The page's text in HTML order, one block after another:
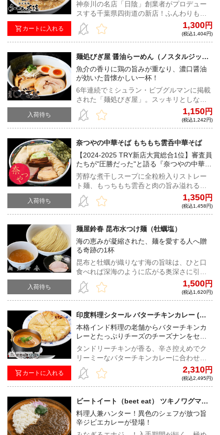
カートに入れる
神奈川の名店「日陰」創業者がプロデュー
スする千葉県四街道の新店！ふんわりもっ
ちり食感がクセになるもち小麦配合の極太
平打ち麺、そしてトッピングによって２つ
の味を楽しめる新感覚の背脂らーめんが登
1,300円
(税込1,404円)
入荷待ち
麺処びぎ屋 醤油らーめん（ノスタルジッ
ク）
魚介の香りに鶏の旨みが重なり、濃口醤油
が効いた昔懐かしい一杯！
6年連続でミシュラン・ビブグルマンに掲載
された「麺処びぎ屋」。スッキリとしなが
らも奥深いクリアなスープは、古き良き醤
油ラーメンらしさを全面に感じる淡麗醤油
ラーメンだ。
1,150円
(税込1,242円)
入荷待ち
奈つやの中華そば もちもち雲呑中華そば
【2024-2025 TRY新店大賞総合1位】審査員
たちが"圧勝だった"と語る『奈つやの中華そ
ば』
芳醇な煮干しスープに全粒粉入りストレー
ト麺、もっちもち雲呑と肉の旨み溢れるチ
ャーシュー。 一切隙のない、身も心も温ま
る極上の一杯を是非ご自宅で。
1,350円
(税込1,458円)
入荷待ち
麺屋鈴春 昆布水つけ麺（牡蠣塩）
海の恵みが凝縮された、麺を愛する人へ贈
る奇跡の1杯
昆布と牡蠣が織りなす海の旨味は、ひと口
食べれば深海のように広がる奥深さに引き
込まれる。太麺とともに味わう至福の瞬
間。
1,500円
(税込1,620円)
カートに入れる
印度料理シタール バターチキンカレー (チ
ーズナン・黒はちみつ付)
本格インド料理の老舗からバターチキンカ
レーとたっぷりチーズのチーズナンをセッ
トでお届け！
タンドリーチキンが香る、辛さ控えめでク
リーミーなバターチキンカレーに合わせる
のは、たっぷりのチーズをもちもちのナン
で包んだチーズナン！シタールではお馴染
みの野生黒蜂蜜も付属したフルセットをご
2,310円
(税込2,495円)
ビートイート（beet eat） ツキノワグマの
キーマカレー
料理人兼ハンター！異色のシェフが放つ旨
辛ジビエカレーが登場！